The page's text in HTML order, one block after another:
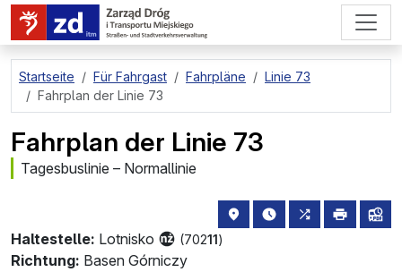
zum Hauptinhalt springen
Startseite Für Fahrgast Fahrpläne
Linie 73
Fahrplan der Linie 73
Fahrplan der Linie 73
Tagesbuslinie – Normallinie
Haltestelle: Lotnisko (70211)
Haltestellenstandort auf
die nächsten
alle Linien,
drucken
Richtung: Basen Górniczy